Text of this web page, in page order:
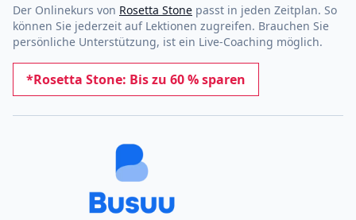
Der Onlinekurs von Rosetta Stone passt in jeden Zeitplan. So
können Sie jederzeit auf Lektionen zugreifen. Brauchen Sie
persönliche Unterstützung, ist ein Live-Coaching möglich.
*Rosetta Stone: Bis zu 60 % sparen